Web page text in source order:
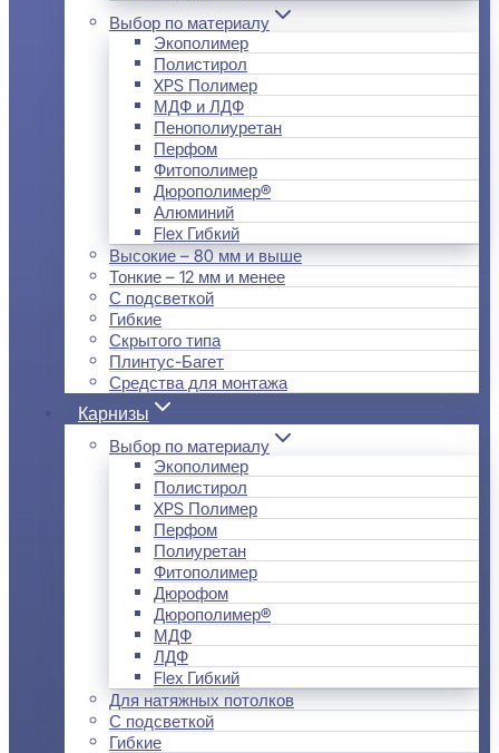
Выбор по материалу
Экополимер
Полистирол
XPS Полимер
МДФ и ЛДФ
Пенополиуретан
Перфом
Фитополимер
Дюрополимер®
Алюминий
Flex Гибкий
Высокие – 80 мм и выше
Тонкие – 12 мм и менее
С подсветкой
Гибкие
Скрытого типа
Плинтус-Багет
Средства для монтажа
Карнизы
Выбор по материалу
Экополимер
Полистирол
XPS Полимер
Перфом
Полиуретан
Фитополимер
Дюрофом
Дюрополимер®
МДФ
ЛДФ
Flex Гибкий
Для натяжных потолков
С подсветкой
Гибкие